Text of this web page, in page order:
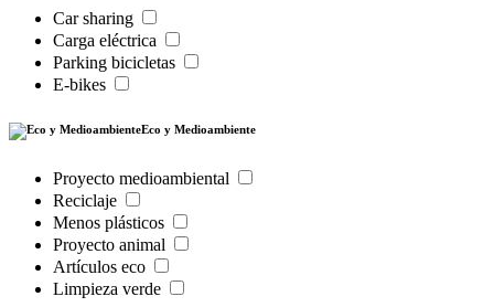
Car sharing
Carga eléctrica
Parking bicicletas
E-bikes
Eco y Medioambiente
Proyecto medioambiental
Reciclaje
Menos plásticos
Proyecto animal
Artículos eco
Limpieza verde